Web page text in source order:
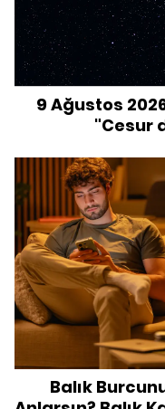
9 Ağustos
"Cesur
Balık